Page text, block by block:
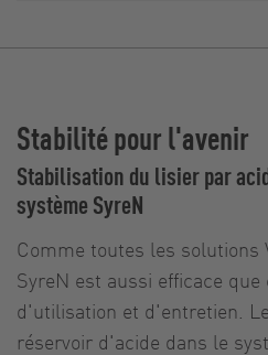
Stabilité pour l'avenir
Stabilisation du lisier par
système SyreN
Comme toutes les solutions
SyreN est aussi efficace
d'utilisation et d'entretien.
réservoir d'acide dans le